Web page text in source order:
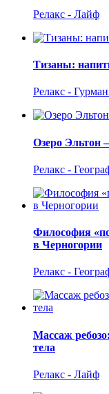
Релакс - Лайф
Тизаны:
Релакс -
Озеро Эльтон
Релакс -
Философия
в Черногории
Релакс -
Массаж
тела
Релакс - Лайф